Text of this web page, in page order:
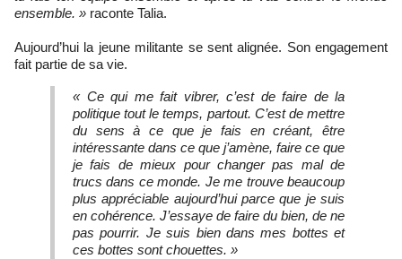
ensemble. » raconte Talia.
Aujourd’hui la jeune militante se sent alignée. Son engagement
fait partie de sa vie.
« Ce qui me fait vibrer, c’est de faire de la
politique tout le temps, partout. C’est de mettre
du sens à ce que je fais en créant, être
intéressante dans ce que j’amène, faire ce que
je fais de mieux pour changer pas mal de
trucs dans ce monde. Je me trouve beaucoup
plus appréciable aujourd’hui parce que je suis
en cohérence. J’essaye de faire du bien, de ne
pas pourrir. Je suis bien dans mes bottes et
ces bottes sont chouettes. »